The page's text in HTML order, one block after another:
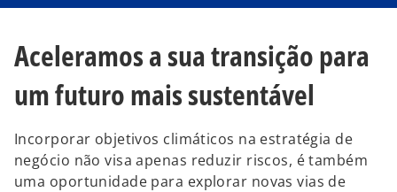
Aceleramos a sua transição para
um futuro mais sustentável
Incorporar objetivos climáticos na estratégia de
negócio não visa apenas reduzir riscos, é também
uma oportunidade para explorar novas vias de